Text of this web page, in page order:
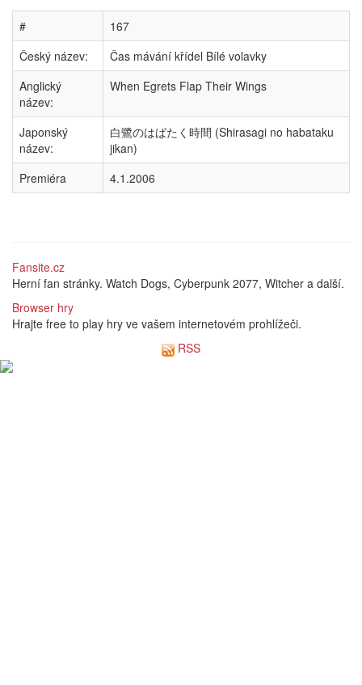
#
167
Český název:
Čas mávání křídel Bílé volavky
Anglický
název:
When Egrets Flap Their Wings
Japonský
název:
白鷺のはばたく時間 (Shirasagi no habataku
jikan)
Premiéra
4.1.2006
Fansite.cz
Herní fan stránky. Watch Dogs, Cyberpunk 2077, Witcher a další.
Browser hry
Hrajte free to play hry ve vašem internetovém prohlížeči.
RSS